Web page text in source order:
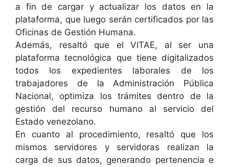
a fin de cargar y actualizar los datos en la
plataforma, que luego serán certificados por las
Oficinas de Gestión Humana.
Además, resaltó que el VITAE, al ser una
plataforma tecnológica que tiene digitalizados
todos los expedientes laborales de los
trabajadores de la Administración Pública
Nacional, optimiza los trámites dentro de la
gestión del recurso humano al servicio del
Estado venezolano.
En cuanto al procedimiento, resaltó que los
mismos servidores y servidoras realizan la
carga de sus datos, generando pertenencia e